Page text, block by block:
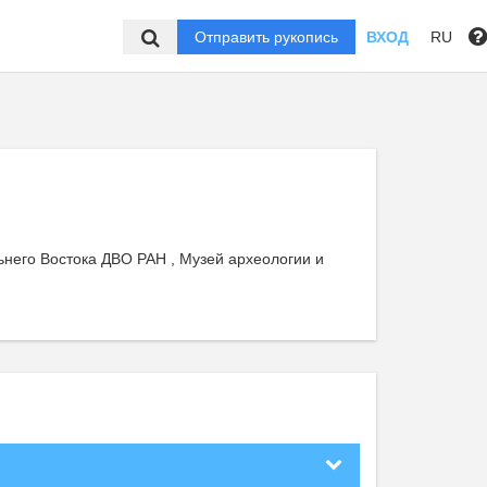
Отправить рукопись ВХОД RU
Востока ДВО РАН , Музей археологии и